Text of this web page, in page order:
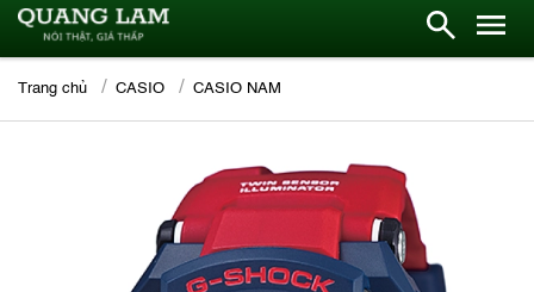
Trang chủ CASIO CASIO NAM